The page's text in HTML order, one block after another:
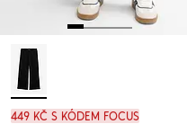
449 Kč s kódem FOCUS